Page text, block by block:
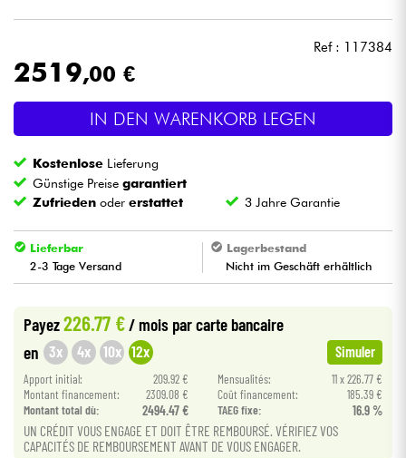
Licht
Blasinstrumente
Violinen & Quartett
Kabel & Zubehöre
HiFi
Bundle
Ref : 117384
2519,00 €
IN DEN WARENKORB LEGEN
Kostenlose Lieferung
Günstige Preisegarantiert
Zufrieden odererstattet 3 Jahre Garantie
Lieferbar
2-3 Tage Versand
Lagerbestand
Nicht im Geschäft erhältlich
Payez226.77 €/ mois par carte bancaire
en 3x 4x 10x 12x Simuler
Apport initial: 209.92 € Mensualités:
11 x 226.77 €
Montant financement:
2309.08 € Coût financement:
185.39 €
Montant total dù:
2494.47 € TAEG fixe: 16.9 %
UN CRÉDIT VOUS ENGAGE ET DOIT ÊTRE REMBOURSÉ. VÉRIFIEZ VOS
CAPACITÉS DE REMBOURSEMENT AVANT DE VOUS ENGAGER.